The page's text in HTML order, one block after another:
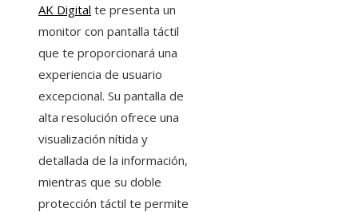
AK Digital te presenta un
monitor con pantalla táctil
que te proporcionará una
experiencia de usuario
excepcional. Su pantalla de
alta resolución ofrece una
visualización nítida y
detallada de la información,
mientras que su doble
protección táctil te permite